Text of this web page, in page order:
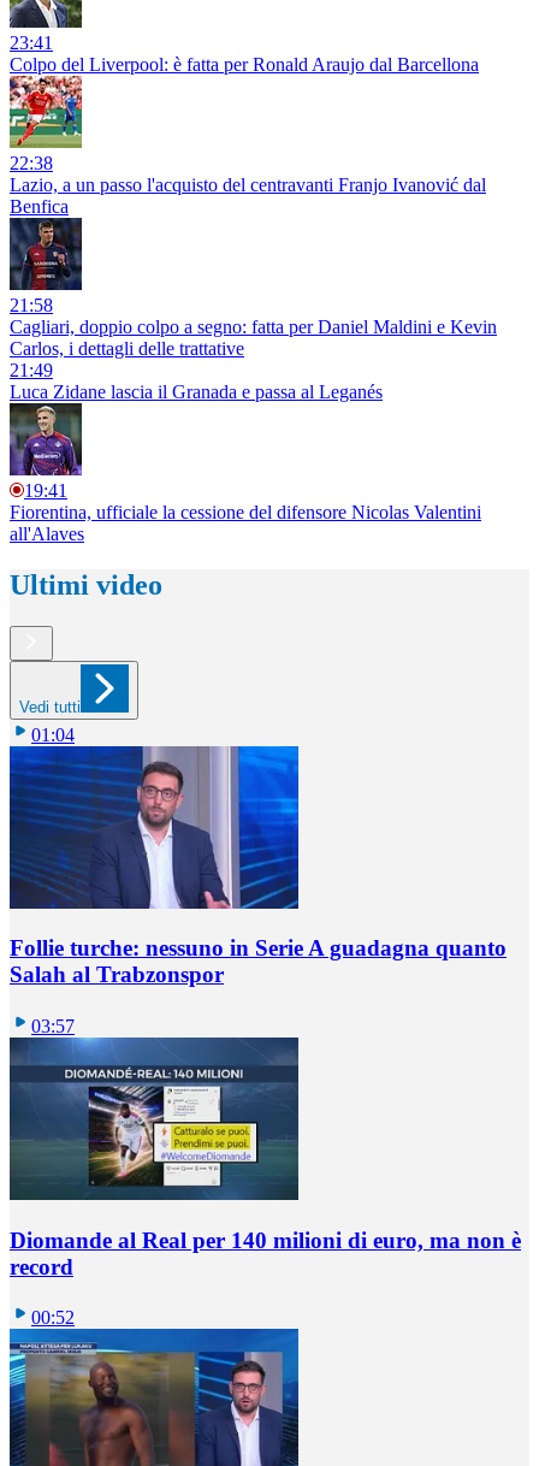
23:41
Colpo del Liverpool: è fatta per Ronald Araujo dal Barcellona
22:38
Lazio, a un passo l'acquisto del centravanti Franjo Ivanović dal
Benfica
21:58
Cagliari, doppio colpo a segno: fatta per Daniel Maldini e Kevin
Carlos, i dettagli delle trattative
21:49
Luca Zidane lascia il Granada e passa al Leganés
19:41
Fiorentina, ufficiale la cessione del difensore Nicolas Valentini
all'Alaves
Ultimi video
Vedi tutti
01:04
Follie turche: nessuno in Serie A guadagna quanto
Salah al Trabzonspor
03:57
Diomande al Real per 140 milioni di euro, ma non è
record
00:52